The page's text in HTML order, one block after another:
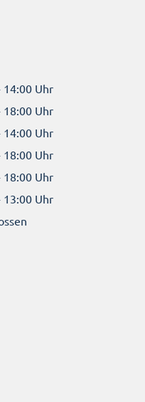
14:00 Uhr
18:00 Uhr
14:00 Uhr
18:00 Uhr
18:00 Uhr
13:00 Uhr